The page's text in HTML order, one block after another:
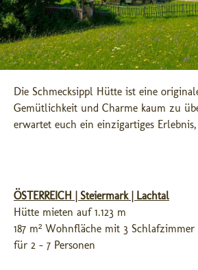
Die Schmecksippl Hütte ist eine
Gemütlichkeit und Charme kaum zu
erwartet euch ein einzigartiges
ÖSTERREICH | Steiermark | Lachtal
Hütte mieten auf 1.123 m
187 m² Wohnfläche mit 3 Schlafzimmer
für 2 - 7 Personen